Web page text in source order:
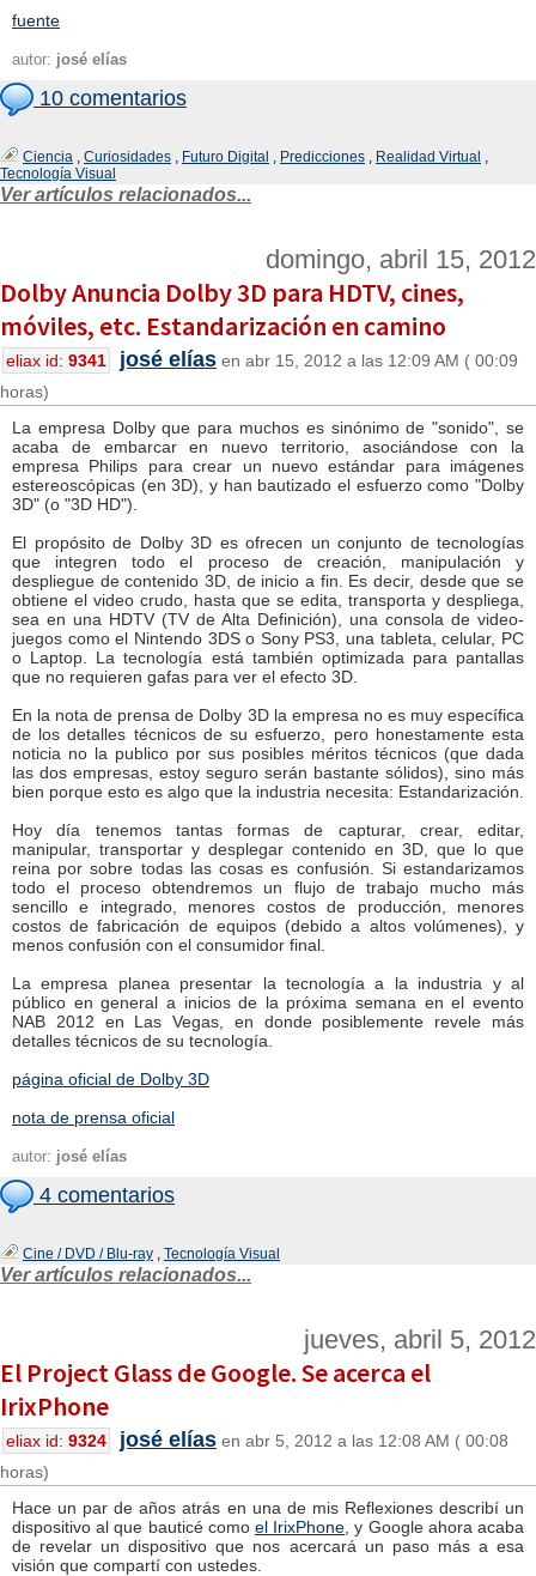
fuente
autor: josé elías
10 comentarios
Ciencia , Curiosidades , Futuro Digital , Predicciones , Realidad Virtual ,
Tecnología Visual
Ver artículos relacionados...
domingo, abril 15, 2012
Dolby Anuncia Dolby 3D para HDTV, cines,
móviles, etc. Estandarización en camino
eliax id: 9341 josé elías en abr 15, 2012 a las 12:09 AM ( 00:09
horas)
La empresa Dolby que para muchos es sinónimo de "sonido", se
acaba de embarcar en nuevo territorio, asociándose con la
empresa Philips para crear un nuevo estándar para imágenes
estereoscópicas (en 3D), y han bautizado el esfuerzo como "Dolby
3D" (o "3D HD").
El propósito de Dolby 3D es ofrecen un conjunto de tecnologías
que integren todo el proceso de creación, manipulación y
despliegue de contenido 3D, de inicio a fin. Es decir, desde que se
obtiene el video crudo, hasta que se edita, transporta y despliega,
sea en una HDTV (TV de Alta Definición), una consola de video-
juegos como el Nintendo 3DS o Sony PS3, una tableta, celular, PC
o Laptop. La tecnología está también optimizada para pantallas
que no requieren gafas para ver el efecto 3D.
En la nota de prensa de Dolby 3D la empresa no es muy específica
de los detalles técnicos de su esfuerzo, pero honestamente esta
noticia no la publico por sus posibles méritos técnicos (que dada
las dos empresas, estoy seguro serán bastante sólidos), sino más
bien porque esto es algo que la industria necesita: Estandarización.
Hoy día tenemos tantas formas de capturar, crear, editar,
manipular, transportar y desplegar contenido en 3D, que lo que
reina por sobre todas las cosas es confusión. Si estandarizamos
todo el proceso obtendremos un flujo de trabajo mucho más
sencillo e integrado, menores costos de producción, menores
costos de fabricación de equipos (debido a altos volúmenes), y
menos confusión con el consumidor final.
La empresa planea presentar la tecnología a la industria y al
público en general a inicios de la próxima semana en el evento
NAB 2012 en Las Vegas, en donde posiblemente revele más
detalles técnicos de su tecnología.
página oficial de Dolby 3D
nota de prensa oficial
autor: josé elías
4 comentarios
Cine / DVD / Blu-ray , Tecnología Visual
Ver artículos relacionados...
jueves, abril 5, 2012
El Project Glass de Google. Se acerca el
IrixPhone
eliax id: 9324 josé elías en abr 5, 2012 a las 12:08 AM ( 00:08
horas)
Hace un par de años atrás en una de mis Reflexiones describí un
dispositivo al que bauticé como el IrixPhone , y Google ahora acaba
de revelar un dispositivo que nos acercará un paso más a esa
visión que compartí con ustedes.